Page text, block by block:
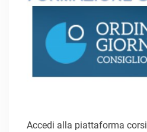
Accedi alla piattaforma corsi